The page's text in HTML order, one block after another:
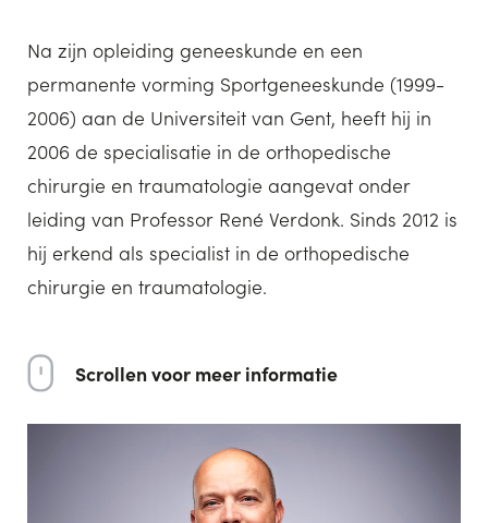
Na zijn opleiding geneeskunde en een
permanente vorming Sportgeneeskunde (1999-
2006) aan de Universiteit van Gent, heeft hij in
2006 de specialisatie in de orthopedische
chirurgie en traumatologie aangevat onder
leiding van Professor René Verdonk. Sinds 2012 is
hij erkend als specialist in de orthopedische
chirurgie en traumatologie.
Scrollen voor meer informatie